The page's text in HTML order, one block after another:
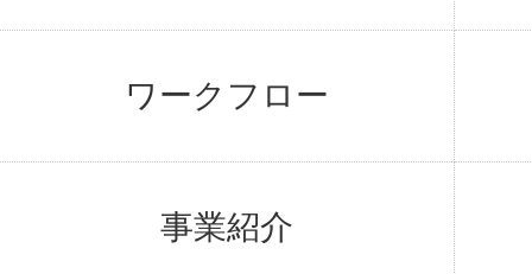
ワークフロー
事業紹介